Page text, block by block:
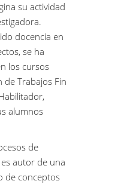
su actividad
docencia en
se ha
los cursos
de Trabajos Fin
alumnos
de
autor de una
de conceptos